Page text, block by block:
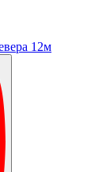
12м